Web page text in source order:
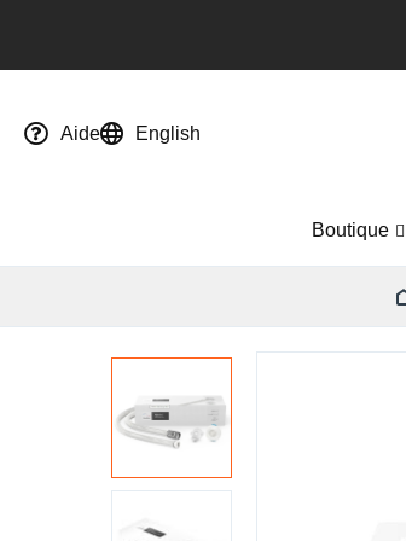
Aide English
Boutique
Passer
la
de